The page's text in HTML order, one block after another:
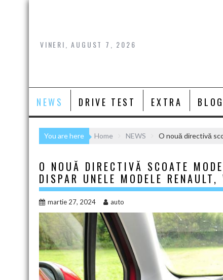
Skip
VINERI, AUGUST 7, 2026
NEWS DRIVE TEST EXTRA BLOG
You are here Home NEWS O nouă directivă
O NOUĂ DIRECTIVĂ SCOATE
DISPAR UNELE MODELE
martie 27, 2024 auto